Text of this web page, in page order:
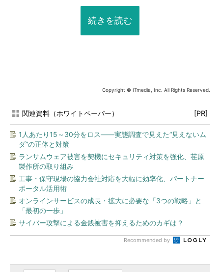
続きを読む
Copyright © ITmedia, Inc. All Rights Reserved.
関連資料（ホワイトペーパー） [PR]
1人あたり15～30分をロス――実態調査で見えた“見えないム
ダ”の正体と対策
ランサムウェア被害を契機にセキュリティ対策を強化、荏原
製作所の取り組み
工事・保守現場の協力会社対応を大幅に効率化、パートナー
ポータル活用術
オンラインサービスの成長・拡大に必要な「3つの戦略」と
「最初の一歩」
サイバー攻撃による金銭被害を抑えるためのカギは？
Recommended by